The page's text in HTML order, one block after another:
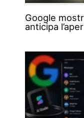
Google
anticipa